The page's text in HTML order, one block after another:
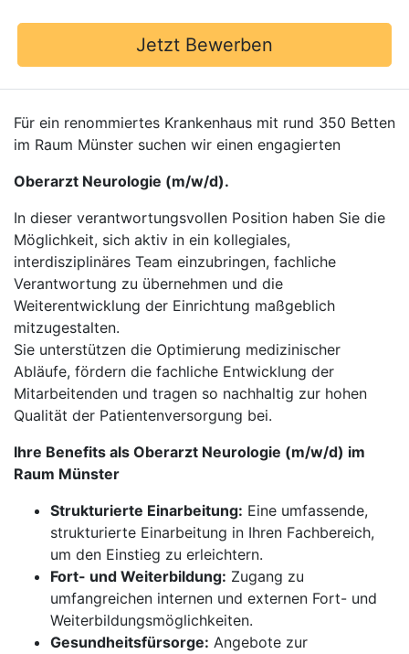
Jetzt Bewerben
Für ein renommiertes Krankenhaus mit rund 350 Betten
im Raum Münster suchen wir einen engagierten
Oberarzt Neurologie (m/w/d).
In dieser verantwortungsvollen Position haben Sie die
Möglichkeit, sich aktiv in ein kollegiales,
interdisziplinäres Team einzubringen, fachliche
Verantwortung zu übernehmen und die
Weiterentwicklung der Einrichtung maßgeblich
mitzugestalten.
Sie unterstützen die Optimierung medizinischer
Abläufe, fördern die fachliche Entwicklung der
Mitarbeitenden und tragen so nachhaltig zur hohen
Qualität der Patientenversorgung bei.
Ihre Benefits als Oberarzt Neurologie (m/w/d) im
Raum Münster
Strukturierte Einarbeitung: Eine umfassende,
strukturierte Einarbeitung in Ihren Fachbereich,
um den Einstieg zu erleichtern.
Fort- und Weiterbildung: Zugang zu
umfangreichen internen und externen Fort- und
Weiterbildungsmöglichkeiten.
Gesundheitsfürsorge: Angebote zur